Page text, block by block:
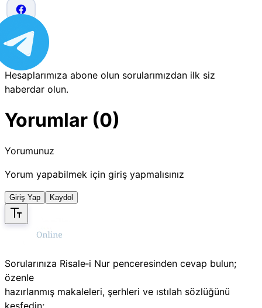
Hesaplarımıza abone olun sorularımızdan ilk siz
haberdar olun.
Yorumlar (0)
Yorumunuz
Yorum yapabilmek için giriş yapmalısınız
Giriş Yap Kaydol
Sorularınıza Risale‑i Nur penceresinden cevap bulun;
özenle
hazırlanmış makaleleri, şerhleri ve ıstılah sözlüğünü